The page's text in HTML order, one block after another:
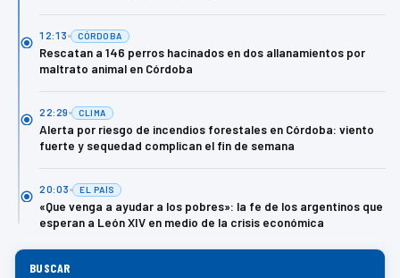
12:13 CÓRDOBA
Rescatan a 146 perros hacinados en dos allanamientos por
maltrato animal en Córdoba
22:29 CLIMA
Alerta por riesgo de incendios forestales en Córdoba: viento
fuerte y sequedad complican el fin de semana
20:03 EL PAÍS
«Que venga a ayudar a los pobres»: la fe de los argentinos que
esperan a León XIV en medio de la crisis económica
BUSCAR